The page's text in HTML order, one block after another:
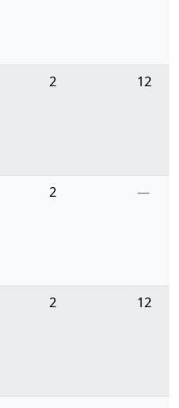
2 12
2 —
2 12